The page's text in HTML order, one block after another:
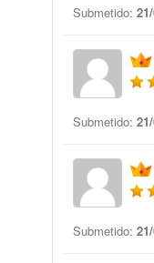
Submetido:
Submetido:
Submetido: